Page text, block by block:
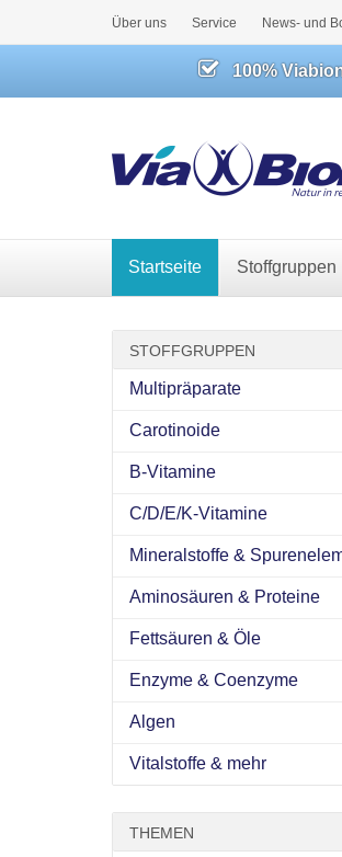
Über uns Service News- und
100%
Startseite Stoffgruppen
STOFFGRUPPEN
Multipräparate
Carotinoide
B-Vitamine
C/D/E/K-Vitamine
Mineralstoffe &
Aminosäuren & Proteine
Fettsäuren & Öle
Enzyme & Coenzyme
Algen
Vitalstoffe & mehr
THEMEN